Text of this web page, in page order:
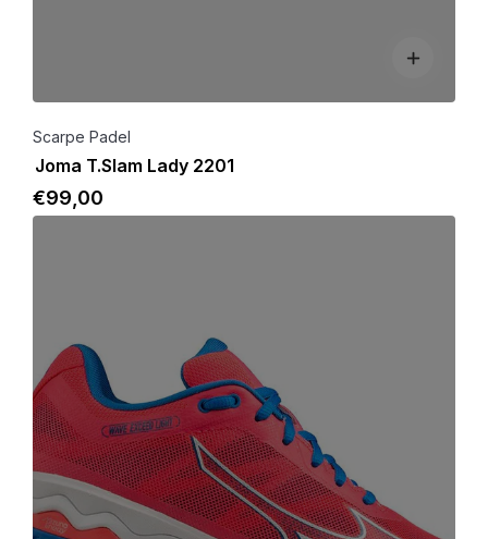
Scarpe Padel
Joma T.Slam Lady 2201
€99 ,00